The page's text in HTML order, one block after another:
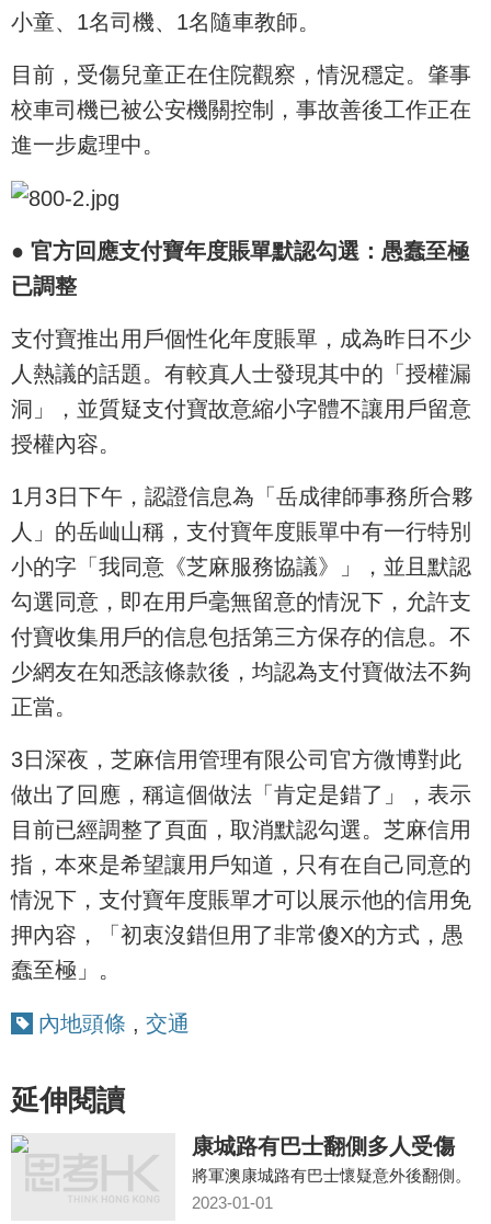
小童、1名司機、1名隨車教師。
目前，受傷兒童正在住院觀察，情況穩定。肇事
校車司機已被公安機關控制，事故善後工作正在
進一步處理中。
● 官方回應支付寶年度賬單默認勾選：愚蠢至極
已調整
支付寶推出用戶個性化年度賬單，成為昨日不少
人熱議的話題。有較真人士發現其中的「授權漏
洞」，並質疑支付寶故意縮小字體不讓用戶留意
授權內容。
1月3日下午，認證信息為「岳成律師事務所合夥
人」的岳屾山稱，支付寶年度賬單中有一行特別
小的字「我同意《芝麻服務協議》」，並且默認
勾選同意，即在用戶毫無留意的情況下，允許支
付寶收集用戶的信息包括第三方保存的信息。不
少網友在知悉該條款後，均認為支付寶做法不夠
正當。
3日深夜，芝麻信用管理有限公司官方微博對此
做出了回應，稱這個做法「肯定是錯了」，表示
目前已經調整了頁面，取消默認勾選。芝麻信用
指，本來是希望讓用戶知道，只有在自己同意的
情況下，支付寶年度賬單才可以展示他的信用免
押內容，「初衷沒錯但用了非常傻X的方式，愚
蠢至極」。
內地頭條 , 交通
延伸閱讀
康城路有巴士翻側多人受傷
將軍澳康城路有巴士懷疑意外後翻側。
2023-01-01